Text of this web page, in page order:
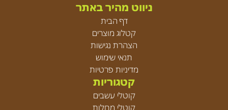
ניווט מהיר באתר
דף הבית
קטלוג מוצרים
הצהרת נגישות
תנאי שימוש
מדיניות פרטיות
קטגוריות
קוטלי עשבים
קוטלי מחלות